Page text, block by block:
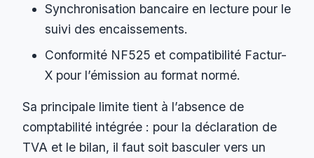
Synchronisation bancaire en lecture pour le
suivi des encaissements.
Conformité NF525 et compatibilité Factur-
X pour l’émission au format normé.
Sa principale limite tient à l’absence de
comptabilité intégrée : pour la déclaration de
TVA et le bilan, il faut soit basculer vers un